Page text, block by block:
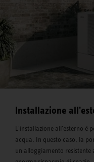
Installazione
L'installazione all'esterno è
acqua. In questo caso, la
un alloggiamento resistente